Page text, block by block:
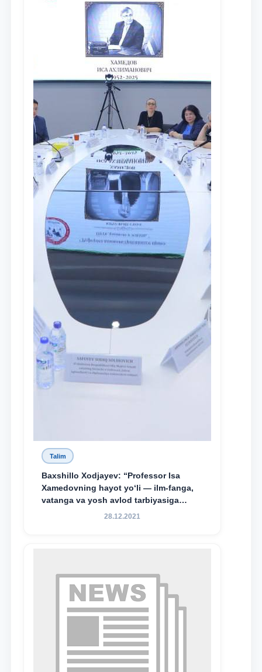
Talim
Baxshillo Xodjayev: “Professor Isa
Xamedovning hayot yo‘li — ilm-fanga,
vatanga va yosh avlod tarbiyasiga
sodiqlikning oliy namunasidir”.
28.12.2021